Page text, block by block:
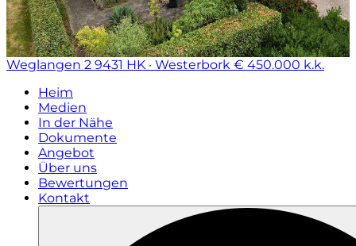
Weglangen 2 9431 HK · Westerbork € 450.000 k.k.
Heim
Medien
In der Nähe
Dokumente
Angebot
Über uns
Bewertungen
Kontakt